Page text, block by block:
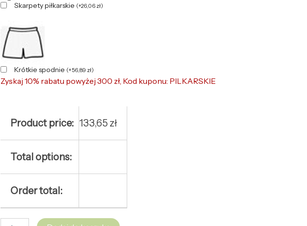
Skarpety piłkarskie (+26,06 zł)
Krótkie spodnie (+56,89 zł)
Zyskaj 10% rabatu powyżej 300 zł, Kod kuponu: PILKARSKIE
Product price: 133,65 zł
Total options:
Order total: